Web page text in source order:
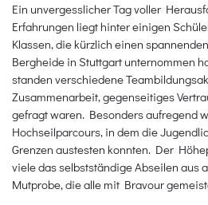
Ein unvergesslicher Tag voller
Erfahrungen liegt hinter einigen
Klassen, die kürzlich einen
Bergheide in Stuttgart unternommen
standen verschiedene
Zusammenarbeit, gegenseitiges
gefragt waren. Besonders aufregend
Hochseilparcours, in dem die
Grenzen austesten konnten. Der
viele das selbstständige Abseilen aus
Mutprobe, die alle mit Bravour